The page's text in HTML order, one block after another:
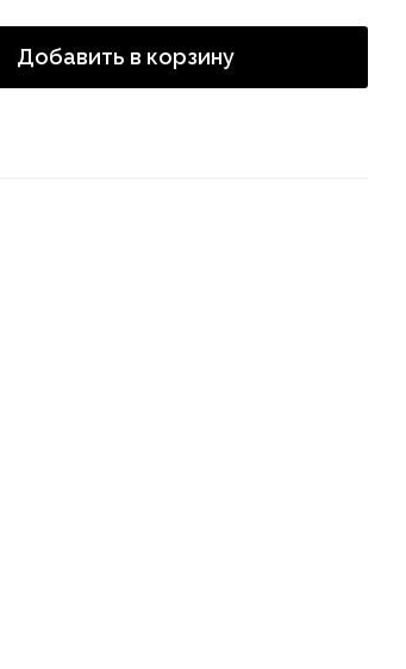
Добавить в корзину